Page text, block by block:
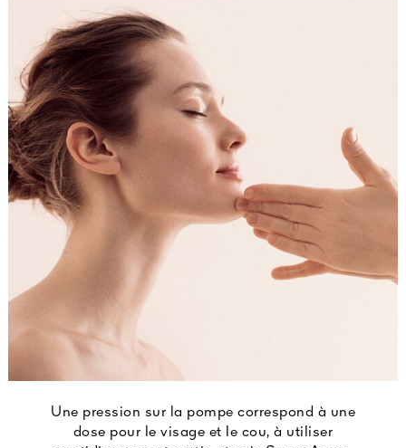
Une pression sur la pompe correspond à une
dose pour le visage et le cou, à utiliser